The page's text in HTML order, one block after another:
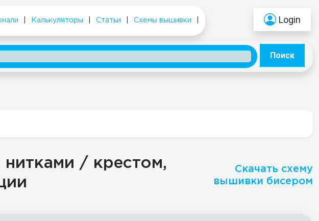
Калькуляторы Статьи Схемы вышивки Login
Поиск
/ крестом,
Скачать схему
вышивки бисером